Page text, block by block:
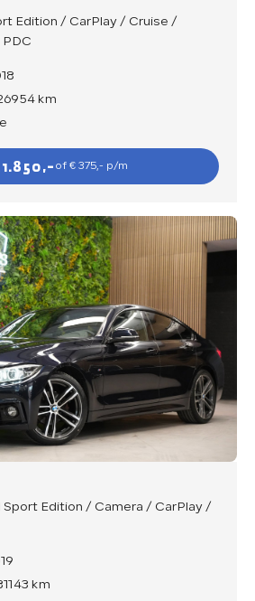
Edition / CarPlay / Cruise /
km
of € 375,- p/m
Sport Edition / Camera / CarPlay /
km